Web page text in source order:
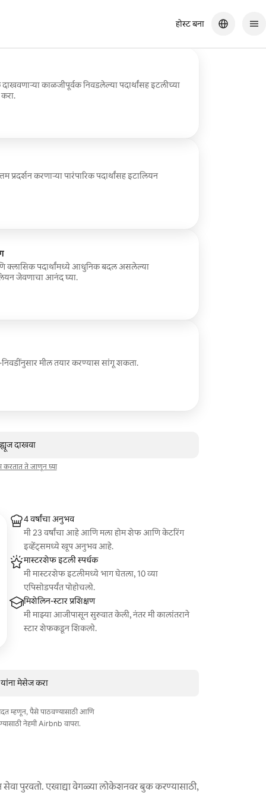
होस्ट बना
काळजीपूर्वक निवडलेल्या पदार्थांसह इटलीच्या
प्रदर्शन करणाऱ्या पारंपारिक पदार्थांसह इटालियन
क्लासिक पदार्थांमध्ये आधुनिक बदल असलेल्या
जेवणाचा आनंद घ्या.
मील तयार करण्यास सांगू शकता.
दाखवा
करतात ते जाणून घ्या
4 वर्षांचा अनुभव
मी 23 वर्षांचा आहे आणि मला होम शेफ आणि केटरिंग
इव्हेंट्समध्ये खूप अनुभव आहे.
मास्टरशेफ इटली स्पर्धक
मी मास्टरशेफ इटलीमध्ये भाग घेतला, 10 व्या
एपिसोडपर्यंत पोहोचलो.
मिशेलिन-स्टार प्रशिक्षण
मी माझ्या आजीपासून सुरुवात केली, नंतर मी कालांतराने
स्टार शेफकडून शिकलो.
मेसेज करा
म्हणून, पैसे पाठवण्यासाठी आणि
नेहमी Airbnb वापरा.
पुरवतो. एखाद्या वेगळ्या लोकेशनवर बुक करण्यासाठी,